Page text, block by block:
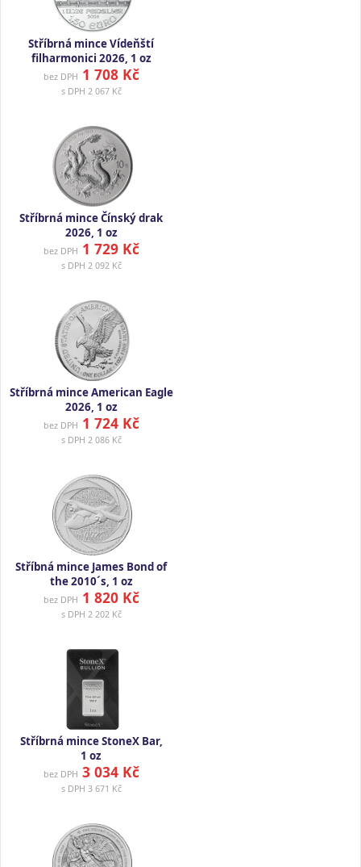
Stříbrná mince Vídeňští
filharmonici 2026, 1 oz
bez DPH 1 708 Kč
s DPH 2 067 Kč
Stříbrná mince Čínský drak
2026, 1 oz
bez DPH 1 729 Kč
s DPH 2 092 Kč
Stříbrná mince American Eagle
2026, 1 oz
bez DPH 1 724 Kč
s DPH 2 086 Kč
Stříbná mince James Bond of
the 2010´s, 1 oz
bez DPH 1 820 Kč
s DPH 2 202 Kč
Stříbrná mince StoneX Bar,
1 oz
bez DPH 3 034 Kč
s DPH 3 671 Kč